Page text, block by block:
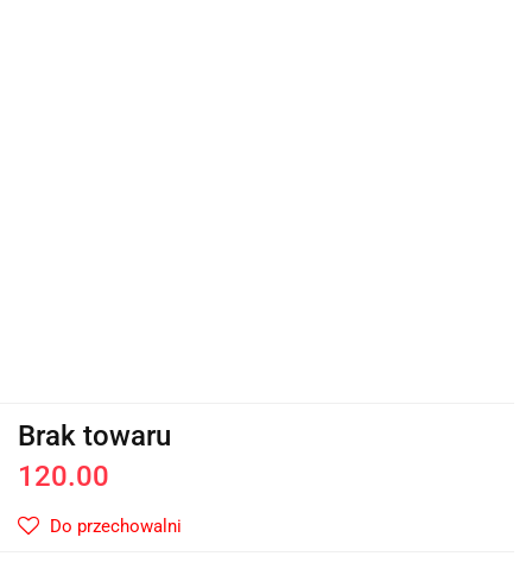
Brak towaru
120.00
Do przechowalni